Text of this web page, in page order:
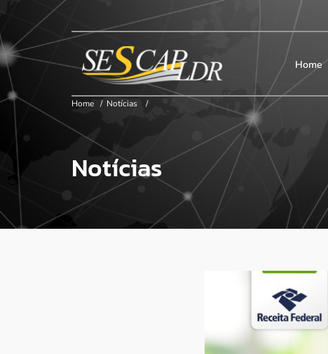
Home
×
Início
SESCAP
Associados
Contribuição
Certificação
Home / Notícias /
Notícias